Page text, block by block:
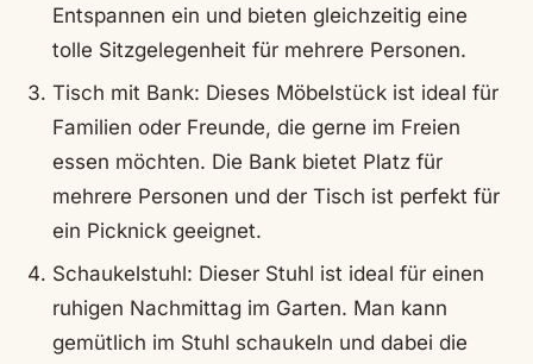
Entspannen ein und bieten gleichzeitig eine
tolle Sitzgelegenheit für mehrere Personen.
Tisch mit Bank: Dieses Möbelstück ist ideal für
Familien oder Freunde, die gerne im Freien
essen möchten. Die Bank bietet Platz für
mehrere Personen und der Tisch ist perfekt für
ein Picknick geeignet.
Schaukelstuhl: Dieser Stuhl ist ideal für einen
ruhigen Nachmittag im Garten. Man kann
gemütlich im Stuhl schaukeln und dabei die